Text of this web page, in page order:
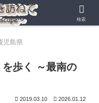
児島県
を歩く ～最南の
2019.03.10 2026.01.12
検索